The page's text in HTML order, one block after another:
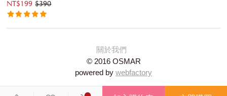
NT$199 $390
關於我們
© 2016 OSMAR
powered by webfactory